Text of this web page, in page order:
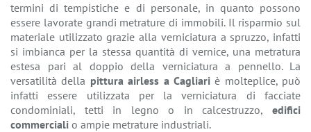
termini di tempistiche e di personale, in quanto possono
essere lavorate grandi metrature di immobili. Il risparmio sul
materiale utilizzato grazie alla verniciatura a spruzzo, infatti
si imbianca per la stessa quantità di vernice, una metratura
estesa pari al doppio della verniciatura a pennello. La
versatilità della pittura airless a Cagliariè molteplice, può
infatti essere utilizzata per la verniciatura di facciate
condominiali, tetti in legno o in calcestruzzo, edifici
commerciali o ampie metrature industriali.